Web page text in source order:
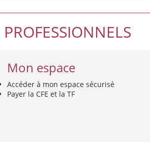
PROFESSIONNELS
Mon espace
Accéder à mon espace sécurisé
Payer la CFE et la TF